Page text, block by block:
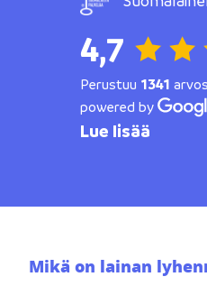
4,7
Perustuu 1341
powered by
Lue lisää
Mikä on lainan